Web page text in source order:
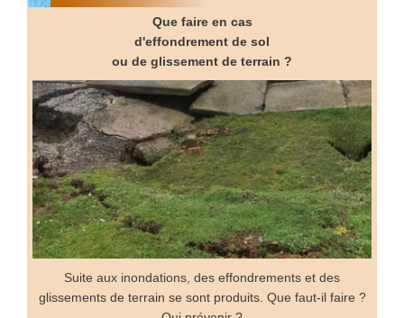
Que faire en cas
d'effondrement de sol
ou de glissement de terrain ?
Suite aux inondations, des effondrements et des
glissements de terrain se sont produits. Que faut-il faire ?